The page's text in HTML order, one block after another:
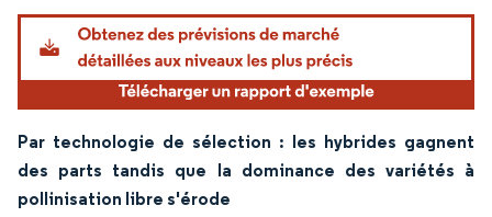
Par technologie de sélection : les hybrides gagnent
des parts tandis que la dominance des variétés à
pollinisation libre s'érode